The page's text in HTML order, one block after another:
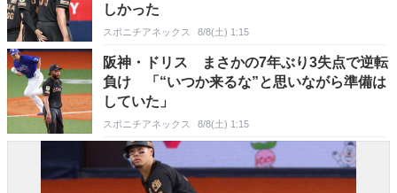
しかった
スポニチアネックス 8/8(土) 1:15
阪神・ドリス まさかの7年ぶり3失点で逆転
負け 「“いつか来るな”と思いながら準備は
していた」
スポニチアネックス 8/8(土) 1:15